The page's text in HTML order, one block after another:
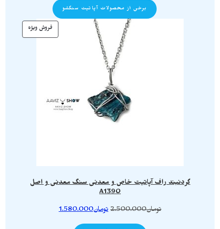
برخی از محصولات آپاتیت سنگشو
فروش ویژه
گردنبند راف آپاتیت خاص و معدنی سنگ معدنی و اصل
A1390
تومان2.500.000 تومان1.580.000